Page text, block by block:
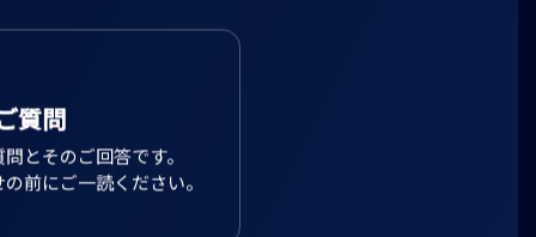
質問
とそのご回答です。
前にご一読ください。